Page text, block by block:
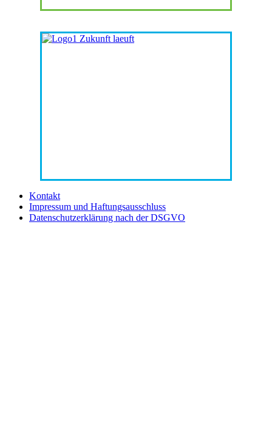
Kontakt
Impressum und Haftungsausschluss
Datenschutzerklärung nach der DSGVO